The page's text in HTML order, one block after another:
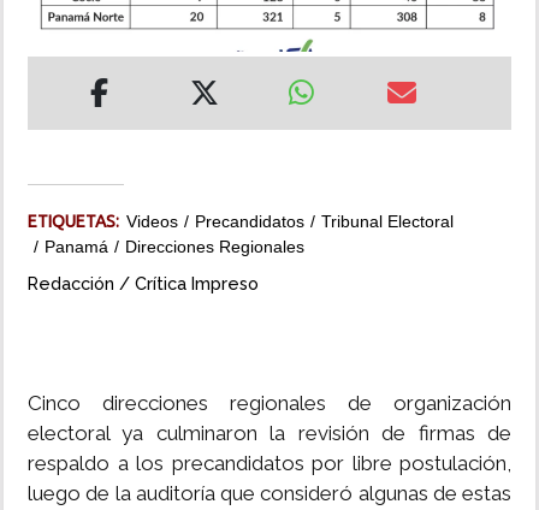
INSÓLITAS
MULTIMEDIA
ETIQUETAS: Videos Precandidatos
Tribunal Electoral
Panamá
Direcciones Regionales
Redacción / Crítica Impreso
Cinco direcciones regionales de organización
electoral ya culminaron la revisión de firmas de
respaldo a los precandidatos por libre postulación,
luego de la auditoría que consideró algunas de estas